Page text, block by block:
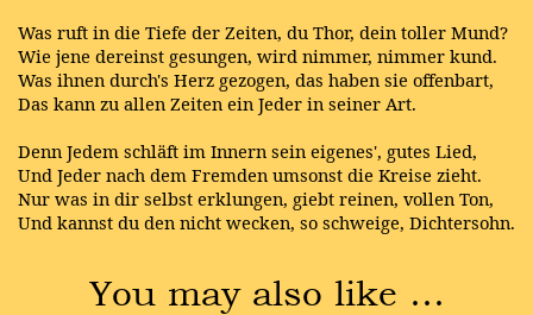
Was ruft in die Tiefe der Zeiten, du Thor, dein toller Mund?
Wie jene dereinst gesungen, wird nimmer, nimmer kund.
Was ihnen durch's Herz gezogen, das haben sie offenbart,
Das kann zu allen Zeiten ein Jeder in seiner Art.
Denn Jedem schläft im Innern sein eigenes', gutes Lied,
Und Jeder nach dem Fremden umsonst die Kreise zieht.
Nur was in dir selbst erklungen, giebt reinen, vollen Ton,
Und kannst du den nicht wecken, so schweige, Dichtersohn.
You may also like …